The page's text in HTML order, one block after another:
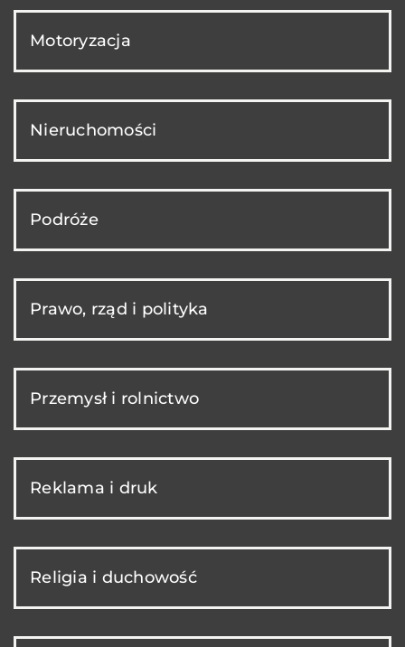
Motoryzacja
Nieruchomości
Podróże
Prawo, rząd i polityka
Przemysł i rolnictwo
Reklama i druk
Religia i duchowość